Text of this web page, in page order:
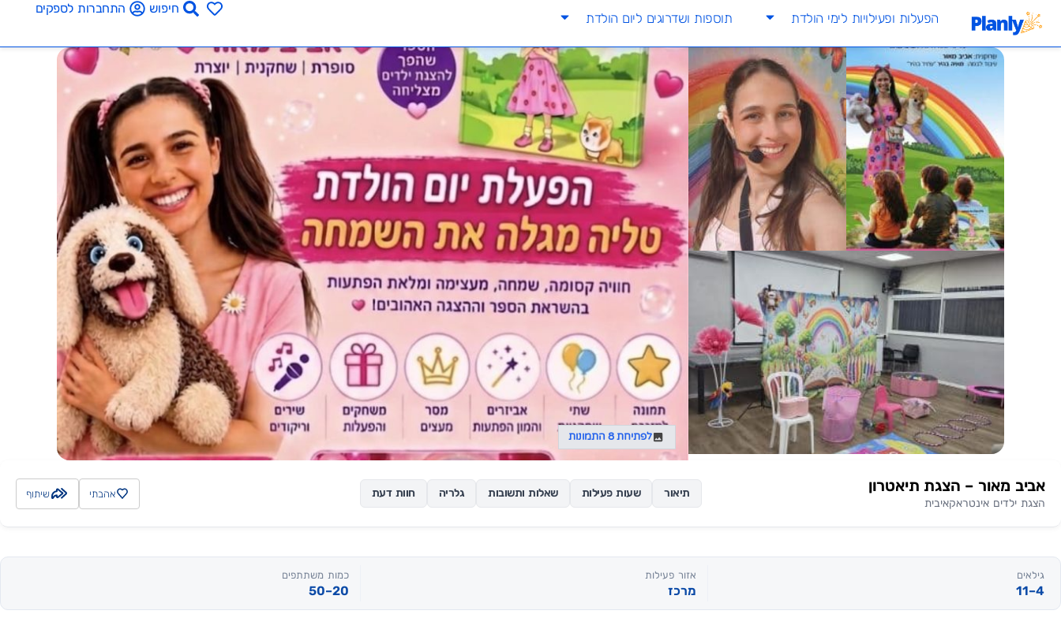
הפעלות ופעילויות לימי הולדת תוספות ושדרוגים ליום הולדת
חיפוש התחברות לספקים
לפתיחת 8 התמונות
אביב מאור – הצגת תיאטרון
הצגת ילדים אינטראקאיבית
תיאור שעות פעילות שאלות ותשובות גלריה חוות דעת אהבתי שיתוף
גילאים
4–11
אזור פעילות
מרכז
כמות משתתפים
20–50